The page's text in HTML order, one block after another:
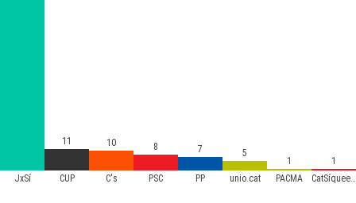
JxSí CUP C's PSC PP unio.cat PACMA CatSíqueesPot
11 10 8 7 5
1 1